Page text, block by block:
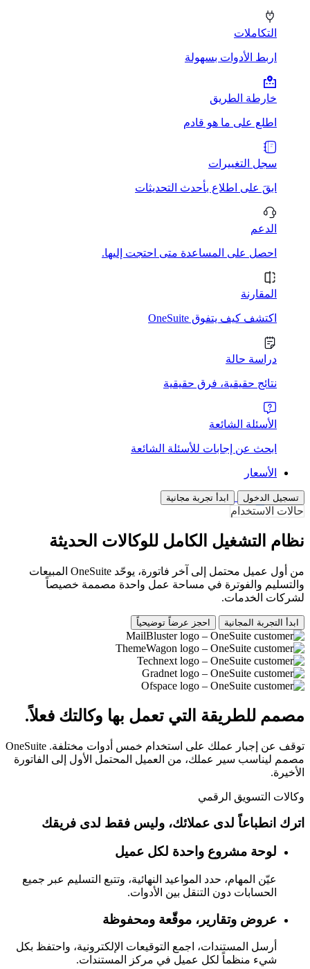
التكاملات
اربط الأدوات بسهولة
خارطة الطريق
اطلع على ما هو قادم
سجل التغييرات
ابقَ على اطلاع بأحدث التحديثات
الدعم
احصل على المساعدة متى احتجت إليها.
المقارنة
اكتشف كيف يتفوق OneSuite
دراسة حالة
نتائج حقيقية، فرق حقيقية
الأسئلة الشائعة
ابحث عن إجابات للأسئلة الشائعة
الأسعار
تسجيل الدخول ابدأ تجربة مجانية
حالات الاستخدام
نظام التشغيل الكامل للوكالات الحديثة
من أول عميل محتمل إلى آخر فاتورة، يوحّد OneSuite المبيعات
والتسليم والفوترة في مساحة عمل واحدة مصممة خصيصاً
لشركات الخدمات.
ابدأ التجربة المجانية احجز عرضاً توضيحياً
مصمم للطريقة التي تعمل بها وكالتك فعلاً.
توقف عن إجبار عملك على استخدام خمس أدوات مختلفة. OneSuite
مصمم ليناسب سير عملك، من العميل المحتمل الأول إلى الفاتورة
الأخيرة.
وكالات التسويق الرقمي
اترك انطباعاً لدى عملائك، وليس فقط لدى فريقك
لوحة مشروع واحدة لكل عميل
عيّن المهام، حدد المواعيد النهائية، وتتبع التسليم عبر جميع
الحسابات دون التنقل بين الأدوات.
عروض وتقارير، موقّعة ومحفوظة
أرسل المستندات، اجمع التوقيعات الإلكترونية، واحتفظ بكل
شيء منظماً لكل عميل في مركز المستندات.